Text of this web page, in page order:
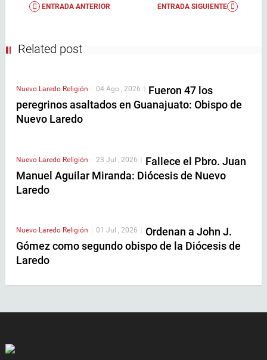
ENTRADA ANTERIOR ENTRADA SIGUIENTE
Related post
Nuevo Laredo Religión 04 Ago , 2026
Fueron 47 los
peregrinos asaltados en Guanajuato: Obispo de
Nuevo Laredo
Nuevo Laredo Religión | 23 Jul , 2026 | Fallece el Pbro. Juan
Manuel Aguilar Miranda: Diócesis de Nuevo
Laredo
Nuevo Laredo Religión 01 Jul , 2026
Ordenan a John J.
Gómez como segundo obispo de la Diócesis de
Laredo